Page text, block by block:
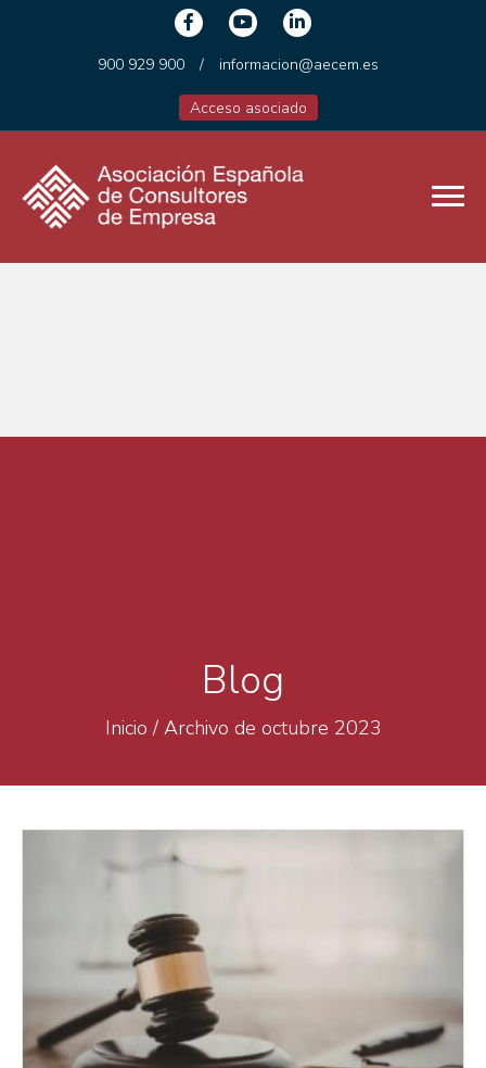
900 929 900 / informacion@aecem.es
Acceso asociado
Blog
Inicio / Archivo de octubre 2023